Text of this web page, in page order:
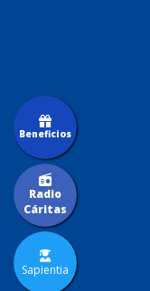
Sapientia
Radio
Cáritas
Beneficios